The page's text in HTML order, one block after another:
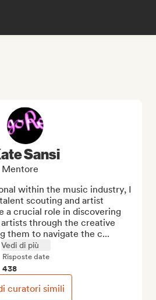
Sansi
Mentore
within the music industry, I
scouting and artist
a crucial role in discovering
through the creative
them to navigate the c...
Vedi di più
Risposte date
438
curatori simili